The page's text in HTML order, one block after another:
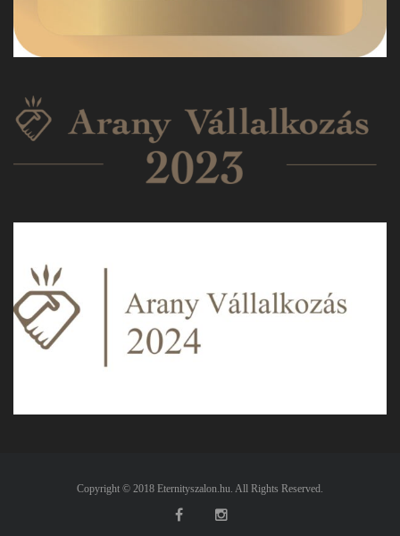
Copyright © 2018 Eternityszalon.hu. All Rights Reserved.